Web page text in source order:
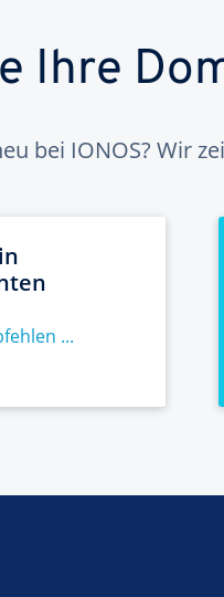
Ihre
bei IONOS? Wir
...